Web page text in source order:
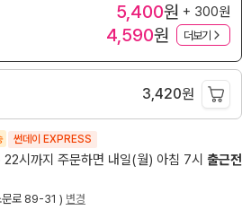
5,400원 + 300원
4,590원 더보기
3,420원
썬데이 EXPRESS
시까지 주문하면 내일(월) 아침 7시 출근전
문로 89-31 ) 변경